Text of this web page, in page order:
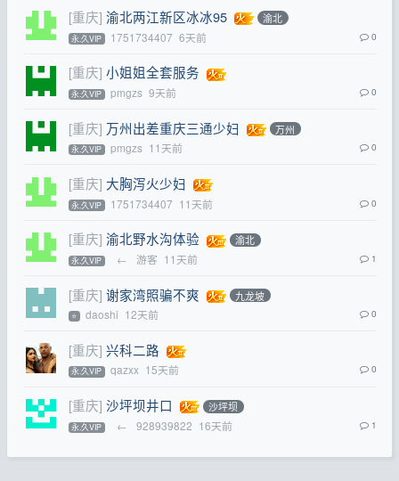
[重庆] 渝北两江新区冰冰95 渝北
永.久VIP 1751734407 6天前 0
[重庆] 小姐姐全套服务
永.久VIP pmgzs 9天前 0
[重庆] 万州出差重庆三通少妇 万州
永.久VIP pmgzs 11天前 0
[重庆] 大胸泻火少妇
永.久VIP 1751734407 11天前 0
[重庆] 渝北野水沟体验 渝北
永.久VIP ← 游客 11天前 1
[重庆] 谢家湾照骗不爽 九龙坡
⭐ daoshi 12天前 0
[重庆] 兴科二路
永.久VIP qazxx 15天前 0
[重庆] 沙坪坝井口 沙坪坝
永.久VIP ← 928939822 16天前 1